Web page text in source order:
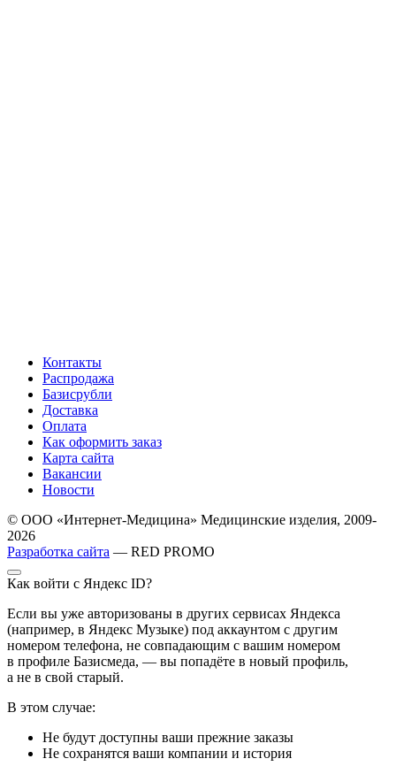
Контакты
Распродажа
Базисрубли
Доставка
Оплата
Как оформить заказ
Карта сайта
Вакансии
Новости
© ООО «Интернет-Медицина» Медицинские изделия, 2009-
2026
Разработка сайта — RED PROMO
Как войти с Яндекс ID?
Если вы уже авторизованы в других сервисах Яндекса
(например, в Яндекс Музыке) под аккаунтом с другим
номером телефона, не совпадающим с вашим номером
в профиле Базисмеда, — вы попадёте в новый профиль,
а не в свой старый.
В этом случае:
Не будут доступны ваши прежние заказы
Не сохранятся ваши компании и история